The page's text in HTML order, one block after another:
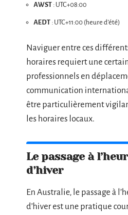
AWST : UTC+08:00
AEDT : UTC+11:00 (heure d’été)
Naviguer entre ces
horaires requiert une
professionnels en
communication
être particulièrement
les horaires locaux.
Le passage à
d’hiver
En Australie, le passage à
d’hiver est une pratique